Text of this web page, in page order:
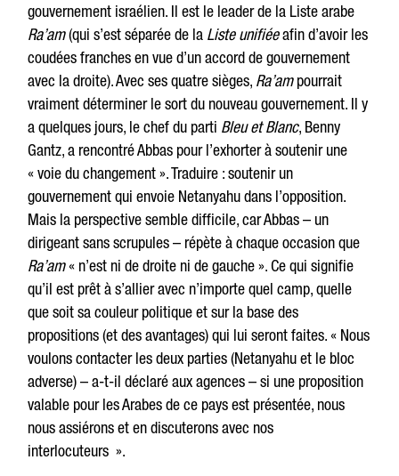
gouvernement israélien. Il est le leader de la Liste arabe
Ra’am(qui s’est séparée de la Liste unifiéeafin d’avoir les
coudées franches en vue d’un accord de gouvernement
avec la droite). Avec ses quatre sièges, Ra’ampourrait
vraiment déterminer le sort du nouveau gouvernement. Il y
a quelques jours, le chef du parti Bleu et Blanc, Benny
Gantz, a rencontré Abbas pour l’exhorter à soutenir une
« voie du changement ». Traduire : soutenir un
gouvernement qui envoie Netanyahu dans l’opposition.
Mais la perspective semble difficile, car Abbas – un
dirigeant sans scrupules – répète à chaque occasion que
Ra’am« n’est ni de droite ni de gauche ». Ce qui signifie
qu’il est prêt à s’allier avec n’importe quel camp, quelle
que soit sa couleur politique et sur la base des
propositions (et des avantages) qui lui seront faites. « Nous
voulons contacter les deux parties (Netanyahu et le bloc
adverse) – a-t-il déclaré aux agences – si une proposition
valable pour les Arabes de ce pays est présentée, nous
nous assiérons et en discuterons avec nos
interlocuteurs ».